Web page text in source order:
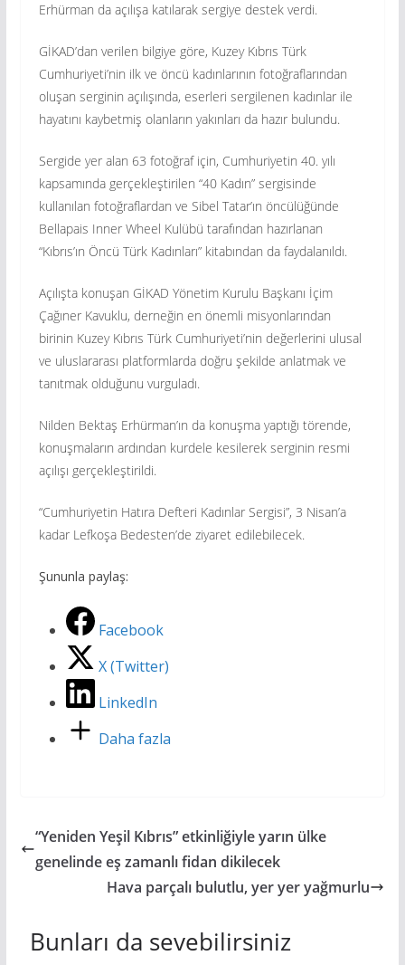
Erhürman da açılışa katılarak sergiye destek verdi.
GİKAD’dan verilen bilgiye göre, Kuzey Kıbrıs Türk
Cumhuriyeti’nin ilk ve öncü kadınlarının fotoğraflarından
oluşan serginin açılışında, eserleri sergilenen kadınlar ile
hayatını kaybetmiş olanların yakınları da hazır bulundu.
Sergide yer alan 63 fotoğraf için, Cumhuriyetin 40. yılı
kapsamında gerçekleştirilen “40 Kadın” sergisinde
kullanılan fotoğraflardan ve Sibel Tatar’ın öncülüğünde
Bellapais Inner Wheel Kulübü tarafından hazırlanan
“Kıbrıs’ın Öncü Türk Kadınları” kitabından da faydalanıldı.
Açılışta konuşan GİKAD Yönetim Kurulu Başkanı İçim
Çağıner Kavuklu, derneğin en önemli misyonlarından
birinin Kuzey Kıbrıs Türk Cumhuriyeti’nin değerlerini ulusal
ve uluslararası platformlarda doğru şekilde anlatmak ve
tanıtmak olduğunu vurguladı.
Nilden Bektaş Erhürman’ın da konuşma yaptığı törende,
konuşmaların ardından kurdele kesilerek serginin resmi
açılışı gerçekleştirildi.
“Cumhuriyetin Hatıra Defteri Kadınlar Sergisi”, 3 Nisan’a
kadar Lefkoşa Bedesten’de ziyaret edilebilecek.
Şununla paylaş:
Facebook
X (Twitter)
LinkedIn
Daha fazla
“Yeniden Yeşil Kıbrıs” etkinliğiyle yarın ülke
genelinde eş zamanlı fidan dikilecek
Hava parçalı bulutlu, yer yer yağmurlu
Bunları da sevebilirsiniz